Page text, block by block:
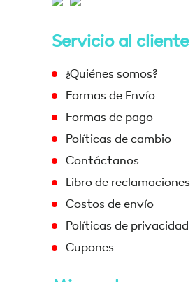
Servicio al cliente
¿Quiénes somos?
Formas de Envío
Formas de pago
Políticas de cambio
Contáctanos
Libro de reclamaciones
Costos de envío
Políticas de privacidad
Cupones